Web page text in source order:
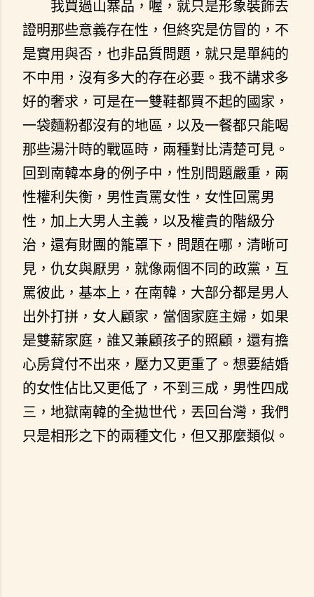
我買過山寨品，喔，就只是形象裝飾去
證明那些意義存在性，但終究是仿冒的，不
是實用與否，也非品質問題，就只是單純的
不中用，沒有多大的存在必要。我不講求多
好的奢求，可是在一雙鞋都買不起的國家，
一袋麵粉都沒有的地區，以及一餐都只能喝
那些湯汁時的戰區時，兩種對比清楚可見。
回到南韓本身的例子中，性別問題嚴重，兩
性權利失衡，男性責罵女性，女性回罵男
性，加上大男人主義，以及權貴的階級分
治，還有財團的籠罩下，問題在哪，清晰可
見，仇女與厭男，就像兩個不同的政黨，互
罵彼此，基本上，在南韓，大部分都是男人
出外打拼，女人顧家，當個家庭主婦，如果
是雙薪家庭，誰又兼顧孩子的照顧，還有擔
心房貸付不出來，壓力又更重了。想要結婚
的女性佔比又更低了，不到三成，男性四成
三，地獄南韓的全拋世代，丟回台灣，我們
只是相形之下的兩種文化，但又那麼類似。